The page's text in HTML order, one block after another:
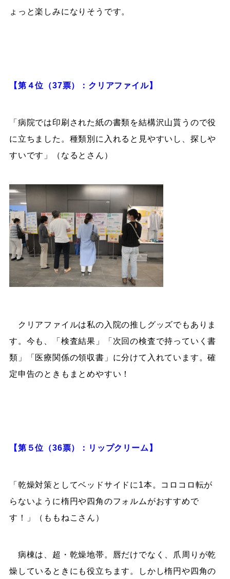
ょっと楽しみになりそうです。
【第４位（37票）：クリアファイル】
「病院では印刷された紙の書類を結構沢山貰うので役
に立ちました。種類別に入れると見やすいし、探しや
すいです」（なるとさん）
クリアファイルは私の入院の推しグッズでもありま
す。今も、「検査結果」「次回の検査で持っていく書
類」「医療関係の領収書」に分けて入れています。確
定申告のときもまとめやすい！
【第５位（36票）：リップクリーム】
「乾燥対策としてベッドサイドに1本。コロコロ転が
らないように楕円や四角のフォルムがおすすめで
す！」（ももねこさん）
病棟は、超・乾燥地帯。唇だけでなく、爪周りが乾
燥しているときにも役立ちます。しかし楕円や四角の